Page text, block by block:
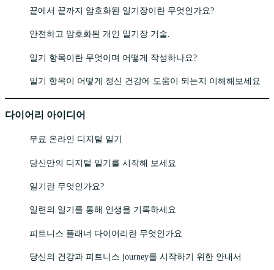
끝에서 끝까지 암호화된 일기장이란 무엇인가요?
안전하고 암호화된 개인 일기장 기술.
일기 항목이란 무엇이며 어떻게 작성하나요?
일기 항목이 어떻게 정신 건강에 도움이 되는지 이해해보세요
다이어리 아이디어
무료 온라인 디지털 일기
당신만의 디지털 일기를 시작해 보세요
일기란 무엇인가요?
일련의 일기를 통해 인생을 기록하세요
피트니스 플래너 다이어리란 무엇인가요
당신의 건강과 피트니스 journey를 시작하기 위한 안내서